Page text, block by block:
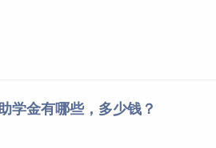
学金有哪些，多少钱？